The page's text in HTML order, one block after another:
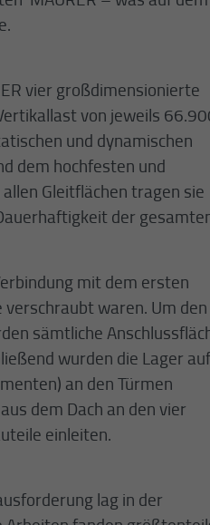
vier großdimensionierte
von jeweils
und dynamischen
dem hochfesten und
Gleitflächen tragen sie
der
mit dem ersten
waren. Um den
sämtliche
wurden die Lager
an den Türmen
dem Dach an den vier
einleiten.
lag in der
Name PHPSESSID
Anbieter PHP
Laufzeit Session
Laufzeit
_pk_ses.1.934d
Anbieter Matomo
Wir verwenden auf unserer Website